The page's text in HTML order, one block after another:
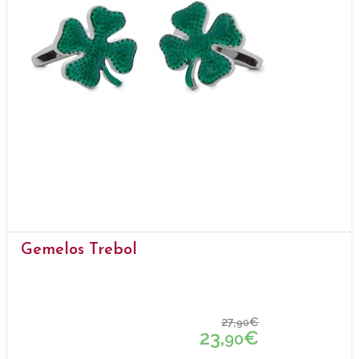
Gemelos Trebol
27,90€
23,90€